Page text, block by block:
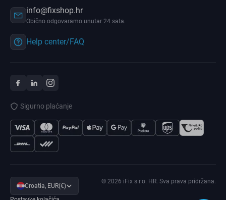
info@fixshop.hr
Obično odgovaramo unutar 24 sata.
Help center/FAQ
Sigurno plaćanje
Croatia, EUR(€)
© 2026 iFix s.r.o. HR. Sva prava pridržana.